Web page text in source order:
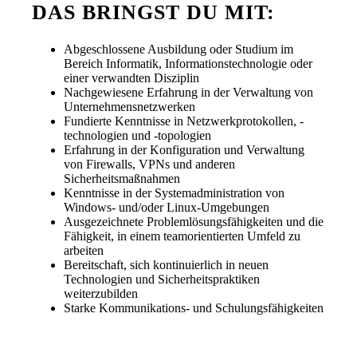
DAS BRINGST DU MIT:
Abgeschlossene Ausbildung oder Studium im
Bereich Informatik, Informationstechnologie oder
einer verwandten Disziplin
Nachgewiesene Erfahrung in der Verwaltung von
Unternehmensnetzwerken
Fundierte Kenntnisse in Netzwerkprotokollen, -
technologien und -topologien
Erfahrung in der Konfiguration und Verwaltung
von Firewalls, VPNs und anderen
Sicherheitsmaßnahmen
Kenntnisse in der Systemadministration von
Windows- und/oder Linux-Umgebungen
Ausgezeichnete Problemlösungsfähigkeiten und die
Fähigkeit, in einem teamorientierten Umfeld zu
arbeiten
Bereitschaft, sich kontinuierlich in neuen
Technologien und Sicherheitspraktiken
weiterzubilden
Starke Kommunikations- und Schulungsfähigkeiten